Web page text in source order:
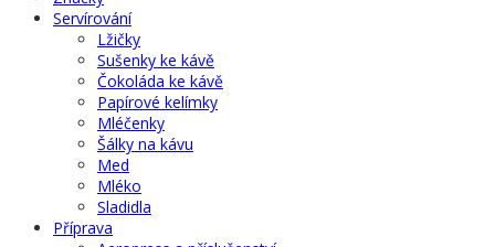
Servírování
Lžičky
Sušenky ke kávě
Čokoláda ke kávě
Papírové kelímky
Mléčenky
Šálky na kávu
Med
Mléko
Sladidla
Příprava